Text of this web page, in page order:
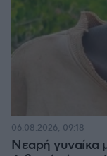
Νεαρή γυναίκα
06.08.2026, 09:18